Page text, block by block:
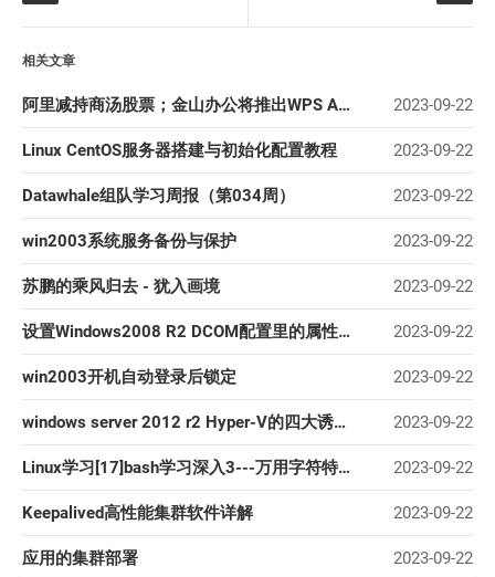
相关文章
阿里减持商汤股票；金山办公将推出WPS AI；华为发布问界M5智驾版；东软集团2022年归母净利同比降129. 2023-09-22
Linux CentOS服务器搭建与初始化配置教程 2023-09-22
Datawhale组队学习周报（第034周） 2023-09-22
win2003系统服务备份与保护 2023-09-22
苏鹏的乘风归去 - 犹入画境 2023-09-22
设置Windows2008 R2 DCOM配置里的属性灰色无法选择的解决方法 2023-09-22
win2003开机自动登录后锁定 2023-09-22
windows server 2012 r2 Hyper-V的四大诱人特性 2023-09-22
Linux学习[17]bash学习深入3---万用字符特殊符号---数据流重导向 2023-09-22
Keepalived高性能集群软件详解 2023-09-22
应用的集群部署 2023-09-22